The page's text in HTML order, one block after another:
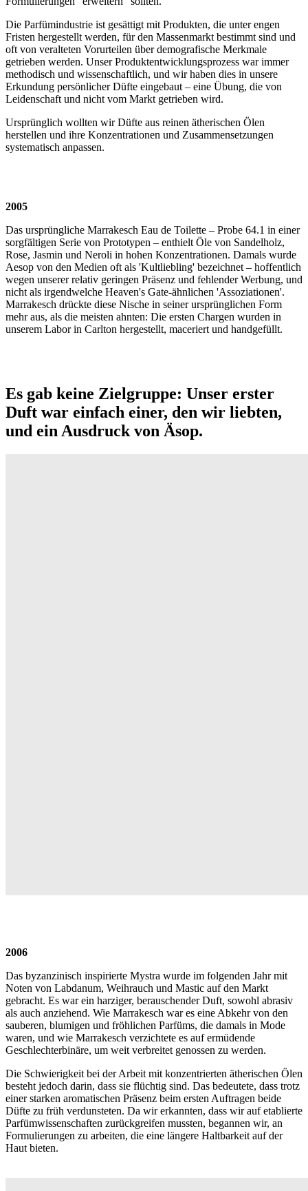
Die Parfümindustrie ist gesättigt mit Produkten, die unter engen
Fristen hergestellt werden, für den Massenmarkt bestimmt sind und
oft von veralteten Vorurteilen über demografische Merkmale
getrieben werden. Unser Produktentwicklungsprozess war immer
methodisch und wissenschaftlich, und wir haben dies in unsere
Erkundung persönlicher Düfte eingebaut – eine Übung, die von
Leidenschaft und nicht vom Markt getrieben wird.
Ursprünglich wollten wir Düfte aus reinen ätherischen Ölen
herstellen und ihre Konzentrationen und Zusammensetzungen
systematisch anpassen.
2005
Das ursprüngliche Marrakesch Eau de Toilette – Probe 64.1 in einer
sorgfältigen Serie von Prototypen – enthielt Öle von Sandelholz,
Rose, Jasmin und Neroli in hohen Konzentrationen. Damals wurde
Aesop von den Medien oft als 'Kultliebling' bezeichnet – hoffentlich
wegen unserer relativ geringen Präsenz und fehlender Werbung, und
nicht als irgendwelche Heaven's Gate-ähnlichen 'Assoziationen'.
Marrakesch drückte diese Nische in seiner ursprünglichen Form
mehr aus, als die meisten ahnten: Die ersten Chargen wurden in
unserem Labor in Carlton hergestellt, maceriert und handgefüllt.
Es gab keine Zielgruppe: Unser erster
Duft war einfach einer, den wir liebten,
und ein Ausdruck von Äsop.
2006
Das byzanzinisch inspirierte Mystra wurde im folgenden Jahr mit
Noten von Labdanum, Weihrauch und Mastic auf den Markt
gebracht. Es war ein harziger, berauschender Duft, sowohl abrasiv
als auch anziehend. Wie Marrakesch war es eine Abkehr von den
sauberen, blumigen und fröhlichen Parfüms, die damals in Mode
waren, und wie Marrakesch verzichtete es auf ermüdende
Geschlechterbinäre, um weit verbreitet genossen zu werden.
Die Schwierigkeit bei der Arbeit mit konzentrierten ätherischen Ölen
besteht jedoch darin, dass sie flüchtig sind. Das bedeutete, dass trotz
einer starken aromatischen Präsenz beim ersten Auftragen beide
Düfte zu früh verdunsteten. Da wir erkannten, dass wir auf etablierte
Parfümwissenschaften zurückgreifen mussten, begannen wir, an
Formulierungen zu arbeiten, die eine längere Haltbarkeit auf der
Haut bieten.